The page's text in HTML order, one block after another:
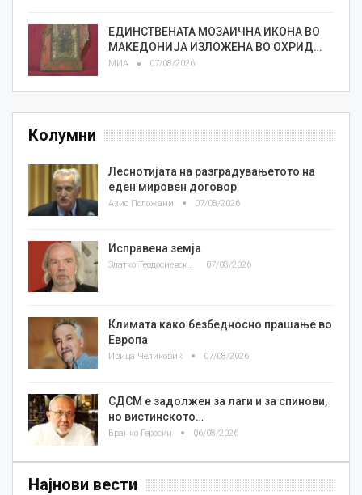
ЕДИНСТВЕНАТА МОЗАИЧНА ИКОНА ВО
МАКЕДОНИЈА ИЗЛОЖЕНА ВО ОХРИД…
МИА 07/08/2026
Колумни
Леснотијата на разградувањетото на
еден мировен договор
Азис Положани 07/08/2026
Исправена земја
Златко Теодосиевски 07/08/2026
Климата како безбедносно прашање во
Европа
Ивица Челиковиќ 07/08/2026
СДСМ е задолжен за лаги и за спинови,
но вистинското…
Бранко Героски 06/08/2026
Најнови вести